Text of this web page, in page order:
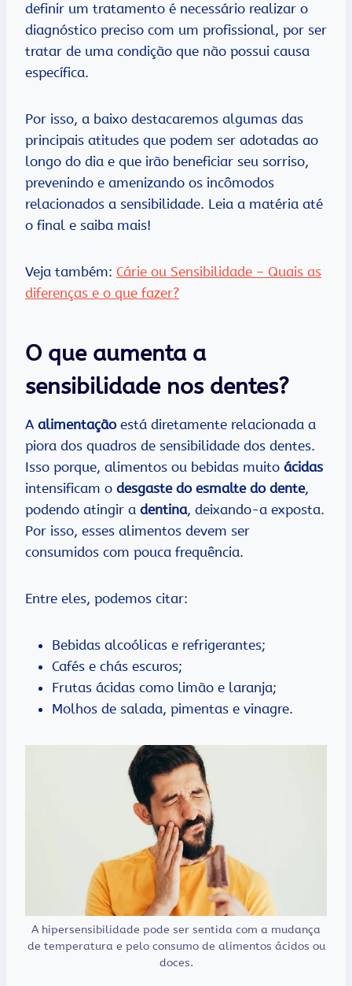
definir um tratamento é necessário realizar o
diagnóstico preciso com um profissional, por ser
tratar de uma condição que não possui causa
específica.
Por isso, a baixo destacaremos algumas das
principais atitudes que podem ser adotadas ao
longo do dia e que irão beneficiar seu sorriso,
prevenindo e amenizando os incômodos
relacionados a sensibilidade. Leia a matéria até
o final e saiba mais!
Veja também: Cárie ou Sensibilidade – Quais as
diferenças e o que fazer?
O que aumenta a
sensibilidade nos dentes?
A alimentação está diretamente relacionada a
piora dos quadros de sensibilidade dos dentes.
Isso porque, alimentos ou bebidas muito ácidas
intensificam o desgaste do esmalte do dente,
podendo atingir a dentina, deixando-a exposta.
Por isso, esses alimentos devem ser
consumidos com pouca frequência.
Entre eles, podemos citar:
Bebidas alcoólicas e refrigerantes;
Cafés e chás escuros;
Frutas ácidas como limão e laranja;
Molhos de salada, pimentas e vinagre.
A hipersensibilidade pode ser sentida com a mudança
de temperatura e pelo consumo de alimentos ácidos ou
doces.